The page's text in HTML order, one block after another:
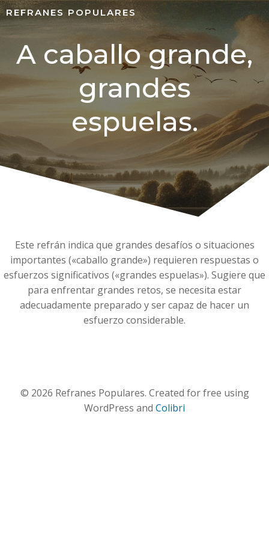
REFRANES POPULARES
A caballo grande,
grandes
espuelas.
Este refrán indica que grandes desafíos o situaciones
importantes («caballo grande») requieren respuestas o
esfuerzos significativos («grandes espuelas»). Sugiere que
para enfrentar grandes retos, se necesita estar
adecuadamente preparado y ser capaz de hacer un
esfuerzo considerable.
© 2026 Refranes Populares. Created for free using
WordPress and Colibri